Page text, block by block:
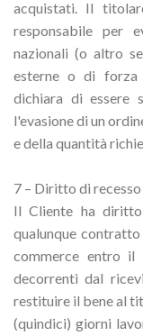
acquistati. Il
responsabile per
nazionali (o altro
esterne o di forza
dichiara di essere
l'evasione di un
e della quantità
7 – Diritto di recesso
Il Cliente ha
qualunque
commerce entro
decorrenti dal
restituire il bene al
(quindici) giorni